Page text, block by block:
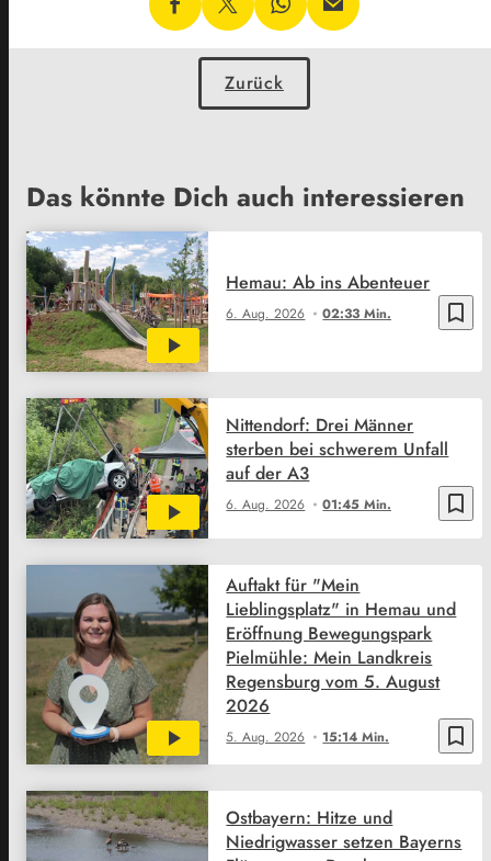
Zurück
Das könnte Dich auch interessieren
bookmark_border
6. Aug. 2026 02:33 Min.
Hemau: Ab ins Abenteuer
bookmark_border
6. Aug. 2026 01:45 Min.
Nittendorf: Drei Männer
sterben bei schwerem Unfall
auf der A3
bookmark_border
5. Aug. 2026 15:14 Min.
Auftakt für "Mein
Lieblingsplatz" in Hemau und
Eröffnung Bewegungspark
Pielmühle: Mein Landkreis
Regensburg vom 5. August
2026
Ostbayern: Hitze und
Niedrigwasser setzen Bayerns